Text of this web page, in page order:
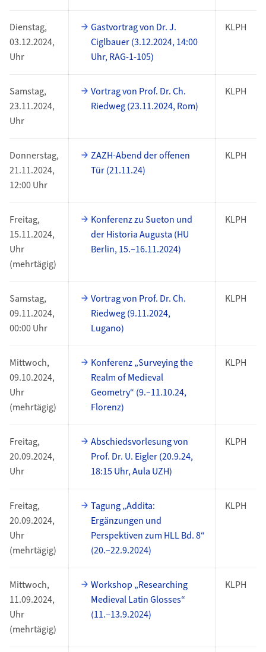
Dienstag,
03.12.2024,
Uhr
Gastvortrag von Dr. J.
Ciglbauer (3.12.2024, 14:00
Uhr, RAG-1-105)
KLPH
Samstag,
23.11.2024,
Uhr
Vortrag von Prof. Dr. Ch.
Riedweg (23.11.2024, Rom)
KLPH
Donnerstag,
21.11.2024,
12:00 Uhr
ZAZH-Abend der offenen
Tür (21.11.24)
KLPH
Freitag,
15.11.2024,
Uhr
(mehrtägig)
Konferenz zu Sueton und
der Historia Augusta (HU
Berlin, 15.–16.11.2024)
KLPH
Samstag,
09.11.2024,
00:00 Uhr
Vortrag von Prof. Dr. Ch.
Riedweg (9.11.2024,
Lugano)
KLPH
Mittwoch,
09.10.2024,
Uhr
(mehrtägig)
Konferenz „Surveying the
Realm of Medieval
Geometry“ (9.–11.10.24,
Florenz)
KLPH
Freitag,
20.09.2024,
Uhr
Abschiedsvorlesung von
Prof. Dr. U. Eigler (20.9.24,
18:15 Uhr, Aula UZH)
KLPH
Freitag,
20.09.2024,
Uhr
(mehrtägig)
Tagung „Addita:
Ergänzungen und
Perspektiven zum HLL Bd. 8“
(20.–22.9.2024)
KLPH
Mittwoch,
11.09.2024,
Uhr
(mehrtägig)
Workshop „Researching
Medieval Latin Glosses“
(11.–13.9.2024)
KLPH